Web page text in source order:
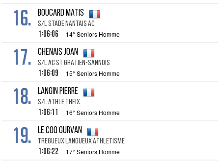
16. BOUCARD MATIS
S/L STADE NANTAIS AC
1:06:06 14° Seniors Homme
17. CHENAIS JOAN
S/L AC ST GRATIEN-SANNOIS
1:06:09 15° Seniors Homme
18. LANGIN PIERRE
S/L ATHLE THEIX
1:06:11 16° Seniors Homme
19. LE COQ GURVAN
TREGUEUX LANGUEUX ATHLETISME
1:06:22 17° Seniors Homme